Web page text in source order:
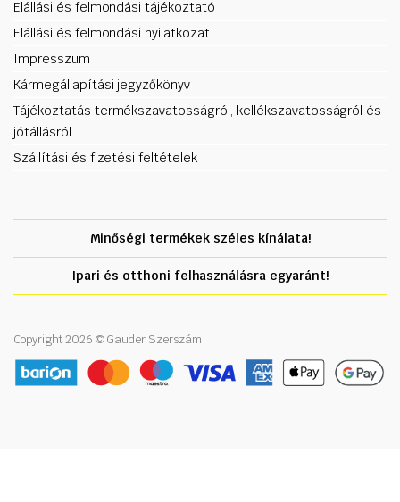
Elállási és felmondási tájékoztató
Elállási és felmondási nyilatkozat
Impresszum
Kármegállapítási jegyzőkönyv
Tájékoztatás termékszavatosságról, kellékszavatosságról és
jótállásról
Szállítási és fizetési feltételek
Minőségi termékek széles kínálata!
Ipari és otthoni felhasználásra egyaránt!
Copyright 2026 © Gauder Szerszám